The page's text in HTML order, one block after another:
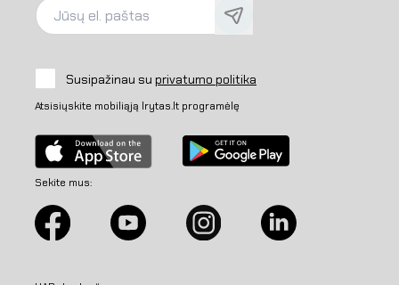
Susipažinau su privatumo politika
Atsisiųskite mobiliąją lrytas.lt programėlę
Sekite mus: